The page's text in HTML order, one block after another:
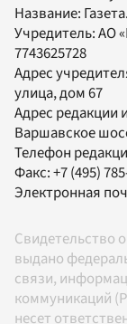
Название:
Учредитель:АО
7743625728
Адрес
улица, дом 67
Адрес редакции
Варшавское
Телефон
Факс:+7 (495)
Электронная
Свидетельство
выдано
связи,
коммуникаций
несет